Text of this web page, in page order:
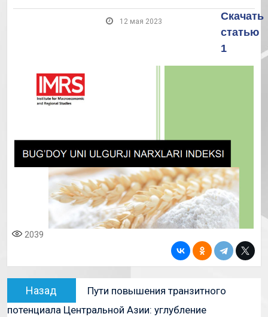
12 мая 2023
Скачать
статью
1
2039
Назад
Пути повышения транзитного
потенциала Центральной Азии: углубление